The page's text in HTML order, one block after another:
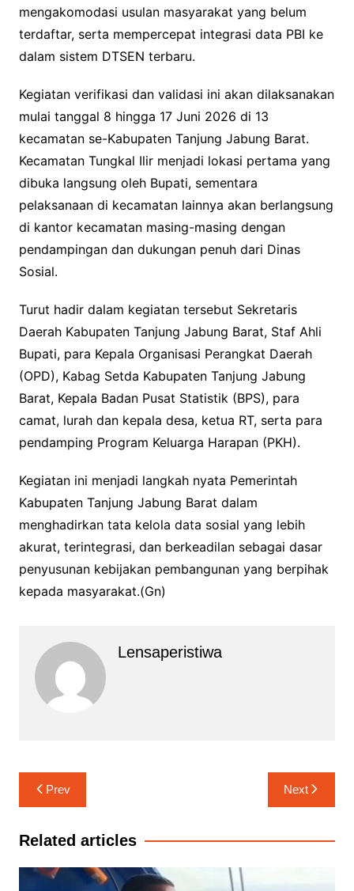
mengakomodasi usulan masyarakat yang belum
terdaftar, serta mempercepat integrasi data PBI ke
dalam sistem DTSEN terbaru.
Kegiatan verifikasi dan validasi ini akan dilaksanakan
mulai tanggal 8 hingga 17 Juni 2026 di 13
kecamatan se-Kabupaten Tanjung Jabung Barat.
Kecamatan Tungkal Ilir menjadi lokasi pertama yang
dibuka langsung oleh Bupati, sementara
pelaksanaan di kecamatan lainnya akan berlangsung
di kantor kecamatan masing-masing dengan
pendampingan dan dukungan penuh dari Dinas
Sosial.
Turut hadir dalam kegiatan tersebut Sekretaris
Daerah Kabupaten Tanjung Jabung Barat, Staf Ahli
Bupati, para Kepala Organisasi Perangkat Daerah
(OPD), Kabag Setda Kabupaten Tanjung Jabung
Barat, Kepala Badan Pusat Statistik (BPS), para
camat, lurah dan kepala desa, ketua RT, serta para
pendamping Program Keluarga Harapan (PKH).
Kegiatan ini menjadi langkah nyata Pemerintah
Kabupaten Tanjung Jabung Barat dalam
menghadirkan tata kelola data sosial yang lebih
akurat, terintegrasi, dan berkeadilan sebagai dasar
penyusunan kebijakan pembangunan yang berpihak
kepada masyarakat.(Gn)
Lensaperistiwa
Navigasi
pos
Prev Next
Related articles